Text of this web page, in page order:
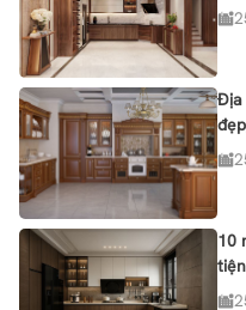
Địa
10